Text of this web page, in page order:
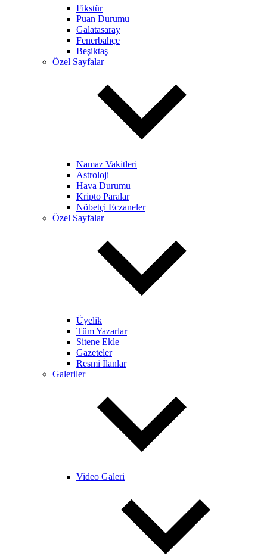
Fikstür
Puan Durumu
Galatasaray
Fenerbahçe
Beşiktaş
Özel Sayfalar
Namaz Vakitleri
Astroloji
Hava Durumu
Kripto Paralar
Nöbetçi Eczaneler
Özel Sayfalar
Üyelik
Tüm Yazarlar
Sitene Ekle
Gazeteler
Resmi İlanlar
Galeriler
Video Galeri